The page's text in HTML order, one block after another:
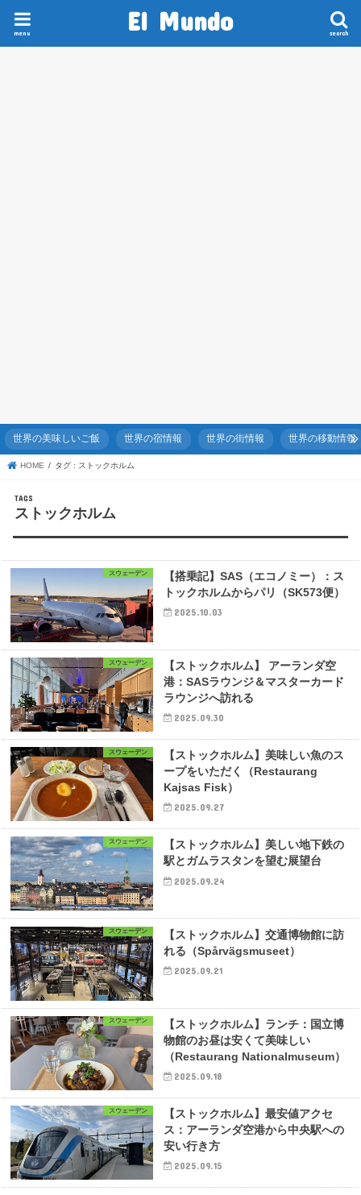
El Mundo search
menu
世界の美味しいご飯 世界の宿情報 世界の街情報 世界の移動情報
HOME タグ : ストックホルム
ストックホルム
スウェーデン
【搭乗記】SAS（エコノミー）：ス
トックホルムからパリ（SK573便）
2025.10.03
スウェーデン
【ストックホルム】 アーランダ空
港：SASラウンジ＆マスターカード
ラウンジへ訪れる
2025.09.30
スウェーデン
【ストックホルム】美味しい魚のス
ープをいただく（Restaurang
Kajsas Fisk）
2025.09.27
スウェーデン
【ストックホルム】美しい地下鉄の
駅とガムラスタンを望む展望台
2025.09.24
スウェーデン
【ストックホルム】交通博物館に訪
れる（Spårvägsmuseet）
2025.09.21
スウェーデン
【ストックホルム】ランチ：国立博
物館のお昼は安くて美味しい
（Restaurang Nationalmuseum）
2025.09.18
スウェーデン
【ストックホルム】最安値アクセ
ス：アーランダ空港から中央駅への
安い行き方
2025.09.15